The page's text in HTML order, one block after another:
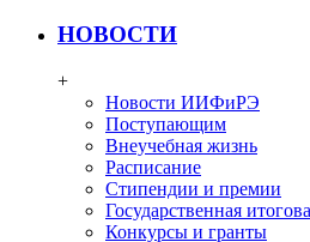
НОВОСТИ
+
Новости ИИФиРЭ
Поступающим
Внеучебная жизнь
Расписание
Стипендии и премии
Государственная
Конкурсы и гранты